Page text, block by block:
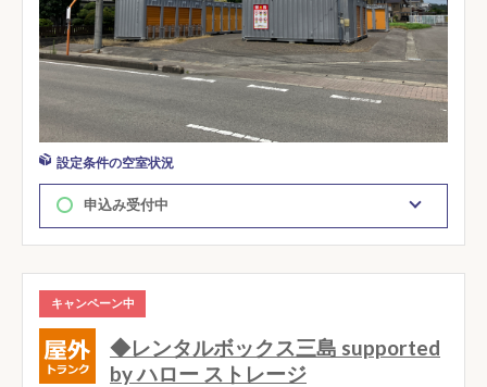
設定条件の空室状況
申込み受付中
キャンペーン中
◆レンタルボックス三島 supported
by ハロー ストレージ